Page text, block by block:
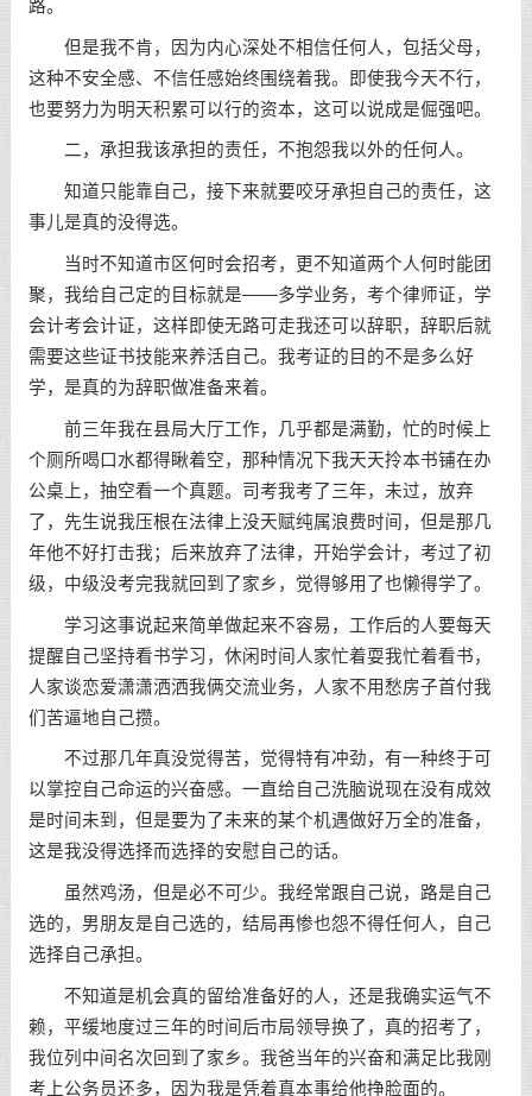
路。
但是我不肯，因为内心深处不相信任何人，包括父母，
这种不安全感、不信任感始终围绕着我。即使我今天不行，
也要努力为明天积累可以行的资本，这可以说成是倔强吧。
二，承担我该承担的责任，不抱怨我以外的任何人。
知道只能靠自己，接下来就要咬牙承担自己的责任，这
事儿是真的没得选。
当时不知道市区何时会招考，更不知道两个人何时能团
聚，我给自己定的目标就是——多学业务，考个律师证，学
会计考会计证，这样即使无路可走我还可以辞职，辞职后就
需要这些证书技能来养活自己。我考证的目的不是多么好
学，是真的为辞职做准备来着。
前三年我在县局大厅工作，几乎都是满勤，忙的时候上
个厕所喝口水都得瞅着空，那种情况下我天天拎本书铺在办
公桌上，抽空看一个真题。司考我考了三年，未过，放弃
了，先生说我压根在法律上没天赋纯属浪费时间，但是那几
年他不好打击我；后来放弃了法律，开始学会计，考过了初
级，中级没考完我就回到了家乡，觉得够用了也懒得学了。
学习这事说起来简单做起来不容易，工作后的人要每天
提醒自己坚持看书学习，休闲时间人家忙着耍我忙着看书，
人家谈恋爱潇潇洒洒我俩交流业务，人家不用愁房子首付我
们苦逼地自己攒。
不过那几年真没觉得苦，觉得特有冲劲，有一种终于可
以掌控自己命运的兴奋感。一直给自己洗脑说现在没有成效
是时间未到，但是要为了未来的某个机遇做好万全的准备，
这是我没得选择而选择的安慰自己的话。
虽然鸡汤，但是必不可少。我经常跟自己说，路是自己
选的，男朋友是自己选的，结局再惨也怨不得任何人，自己
选择自己承担。
不知道是机会真的留给准备好的人，还是我确实运气不
赖，平缓地度过三年的时间后市局领导换了，真的招考了，
我位列中间名次回到了家乡。我爸当年的兴奋和满足比我刚
考上公务员还多，因为我是凭着真本事给他挣脸面的。